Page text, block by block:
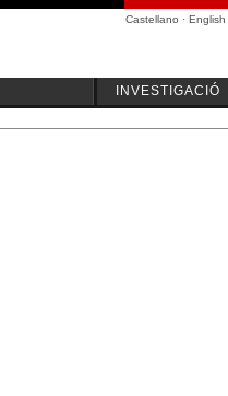
Castellano · English
INVESTIGACIÓ